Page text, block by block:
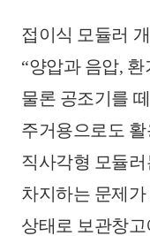
접이식 모듈러
“양압과 음압,
물론 공조기를
주거용으로도
직사각형 모듈러
차지하는 문제
상태로 보관창